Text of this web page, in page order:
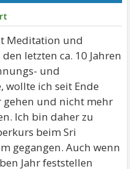
Meditation und
letzten ca. 10 Jahren
und
wollte ich seit Ende
gehen und nicht mehr
Ich bin daher zu
beim Sri
gegangen. Auch wenn
Jahr feststellen